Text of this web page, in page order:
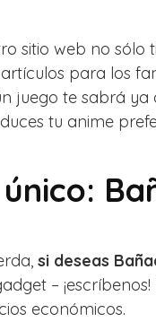
sitio web no sólo
para los
juego te sabrá
tu anime
si deseas
–
económicos.